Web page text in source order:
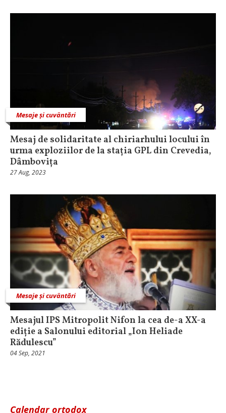
Mesaje și cuvântări
Mesaj de solidaritate al chiriarhului locului în
urma exploziilor de la stația GPL din Crevedia,
Dâmbovița
27 Aug, 2023
Mesaje și cuvântări
Mesajul IPS Mitropolit Nifon la cea de-a XX-a
ediție a Salonului editorial „Ion Heliade
Rădulescu”
04 Sep, 2021
Calendar ortodox